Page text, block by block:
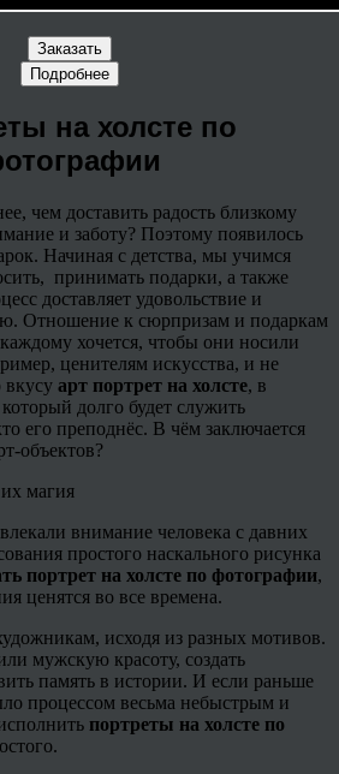
Заказать
Подробнее
на холсте по
чем доставить радость близкому
и заботу? Поэтому появилось
Начиная с детства, мы учимся
принимать подарки, а также
доставляет удовольствие и
Отношение к сюрпризам и подаркам
хочется, чтобы они носили
ценителям искусства, и не
вкусу арт портрет на холсте, в
долго будет служить
его преподнёс. В чём заключается
объектов?
магия
внимание человека с давних
простого наскального рисунка
портрет на холсте по фотографии,
ценятся во все времена.
исходя из разных мотивов.
мужскую красоту, создать
память в истории. И если раньше
процессом весьма небыстрым и
портреты на холсте по